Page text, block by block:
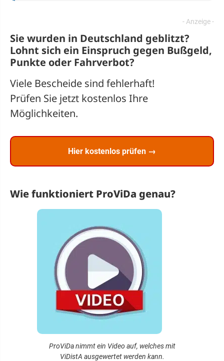
Sie wurden in Deutschland geblitzt?
Lohnt sich ein Einspruch gegen Bußgeld,
Punkte oder Fahrverbot?
Viele Bescheide sind fehlerhaft!
Prüfen Sie jetzt kostenlos Ihre
Möglichkeiten.
Hier kostenlos prüfen →
Wie funktioniert ProViDa genau?
ProViDa nimmt ein Video auf, welches mit
ViDistA ausgewertet werden kann.